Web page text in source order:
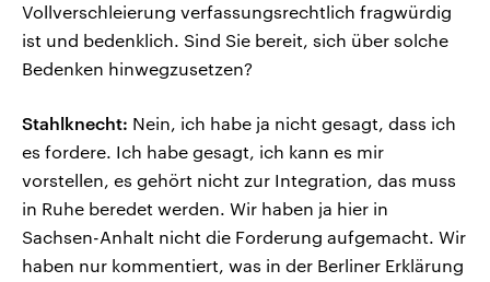
Vollverschleierung verfassungsrechtlich fragwürdig
ist und bedenklich. Sind Sie bereit, sich über solche
Bedenken hinwegzusetzen?
Stahlknecht: Nein, ich habe ja nicht gesagt, dass ich
es fordere. Ich habe gesagt, ich kann es mir
vorstellen, es gehört nicht zur Integration, das muss
in Ruhe beredet werden. Wir haben ja hier in
Sachsen-Anhalt nicht die Forderung aufgemacht. Wir
haben nur kommentiert, was in der Berliner Erklärung